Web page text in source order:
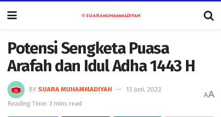
Potensi Sengketa Puasa
Arafah dan Idul Adha 1443 H
BY SUARA MUHAMMADIYAH
13 Juni, 2022
Reading Time: 3 mins read
AA